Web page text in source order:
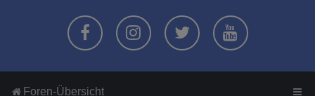
Foren-Übersicht